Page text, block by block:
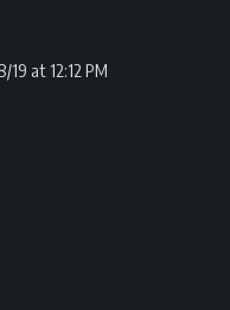
at 12:12 PM